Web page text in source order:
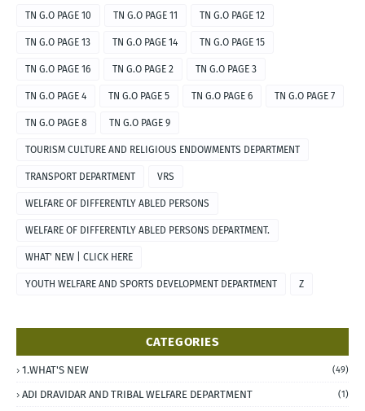
TN G.O PAGE 10 TN G.O PAGE 11 TN G.O PAGE 12
TN G.O PAGE 13 TN G.O PAGE 14 TN G.O PAGE 15
TN G.O PAGE 16 TN G.O PAGE 2 TN G.O PAGE 3
TN G.O PAGE 4 TN G.O PAGE 5 TN G.O PAGE 6 TN G.O PAGE 7
TN G.O PAGE 8 TN G.O PAGE 9
TOURISM CULTURE AND RELIGIOUS ENDOWMENTS DEPARTMENT
TRANSPORT DEPARTMENT VRS
WELFARE OF DIFFERENTLY ABLED PERSONS
WELFARE OF DIFFERENTLY ABLED PERSONS DEPARTMENT.
WHAT' NEW | CLICK HERE
YOUTH WELFARE AND SPORTS DEVELOPMENT DEPARTMENT Z
CATEGORIES
1.WHAT'S NEW (49)
ADI DRAVIDAR AND TRIBAL WELFARE DEPARTMENT (1)